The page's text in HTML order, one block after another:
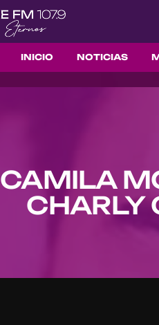
INICIO NOTICIAS
CAMILA
CHARLY